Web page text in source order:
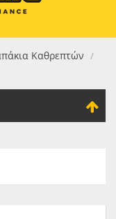
Καθρεπτών /